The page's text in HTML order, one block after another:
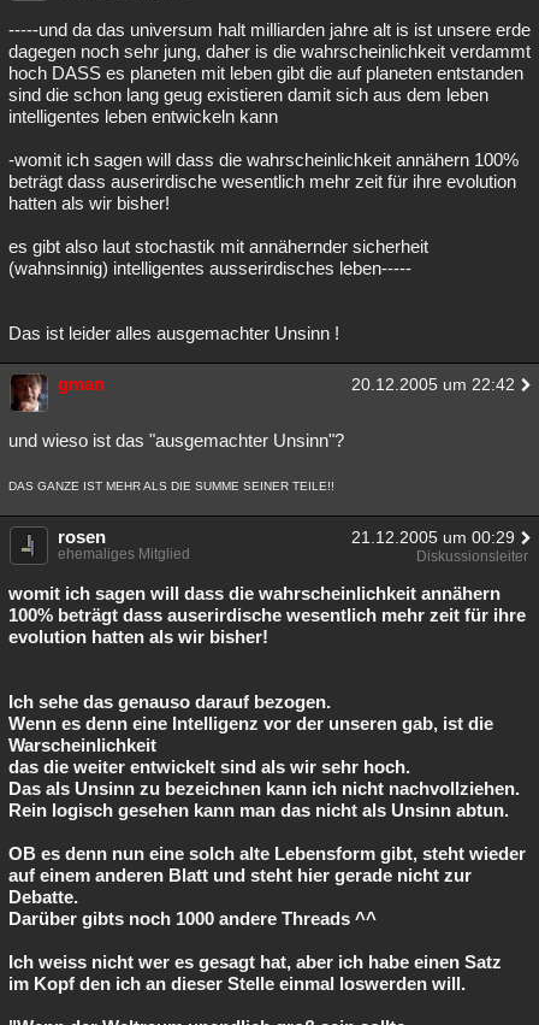
-----und da das universum halt milliarden jahre alt is ist unsere erde
dagegen noch sehr jung, daher is die wahrscheinlichkeit verdammt
hoch DASS es planeten mit leben gibt die auf planeten entstanden
sind die schon lang geug existieren damit sich aus dem leben
intelligentes leben entwickeln kann
-womit ich sagen will dass die wahrscheinlichkeit annähern 100%
beträgt dass auserirdische wesentlich mehr zeit für ihre evolution
hatten als wir bisher!
es gibt also laut stochastik mit annähernder sicherheit
(wahnsinnig) intelligentes ausserirdisches leben-----
Das ist leider alles ausgemachter Unsinn !
gman 20.12.2005 um 22:42
und wieso ist das "ausgemachter Unsinn"?
DAS GANZE IST MEHR ALS DIE SUMME SEINER TEILE!!
rosen 21.12.2005 um 00:29
ehemaliges Mitglied Diskussionsleiter
womit ich sagen will dass die wahrscheinlichkeit annähern
100% beträgt dass auserirdische wesentlich mehr zeit für ihre
evolution hatten als wir bisher!
Ich sehe das genauso darauf bezogen.
Wenn es denn eine Intelligenz vor der unseren gab, ist die
Warscheinlichkeit
das die weiter entwickelt sind als wir sehr hoch.
Das als Unsinn zu bezeichnen kann ich nicht nachvollziehen.
Rein logisch gesehen kann man das nicht als Unsinn abtun.
OB es denn nun eine solch alte Lebensform gibt, steht wieder
auf einem anderen Blatt und steht hier gerade nicht zur
Debatte.
Darüber gibts noch 1000 andere Threads ^^
Ich weiss nicht wer es gesagt hat, aber ich habe einen Satz
im Kopf den ich an dieser Stelle einmal loswerden will.